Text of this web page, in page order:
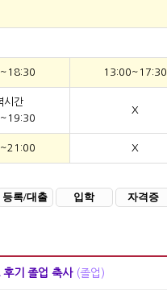
13:00~17:30
시간
X
X
등록/대출 입학 자격증
기 졸업 축사 (졸업)